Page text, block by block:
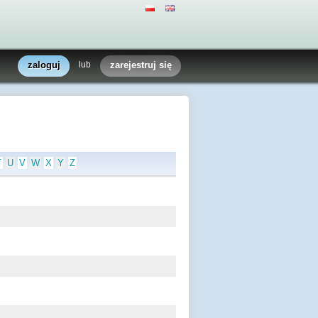
zaloguj lub zarejestruj się
U V W X Y Z